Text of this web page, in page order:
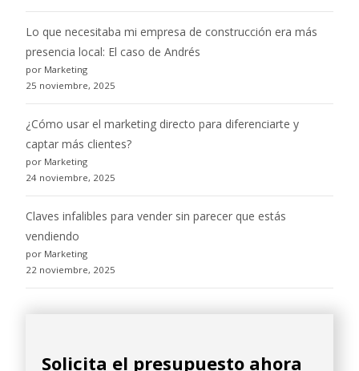
Lo que necesitaba mi empresa de construcción era más
presencia local: El caso de Andrés
por Marketing
25 noviembre, 2025
¿Cómo usar el marketing directo para diferenciarte y
captar más clientes?
por Marketing
24 noviembre, 2025
Claves infalibles para vender sin parecer que estás
vendiendo
por Marketing
22 noviembre, 2025